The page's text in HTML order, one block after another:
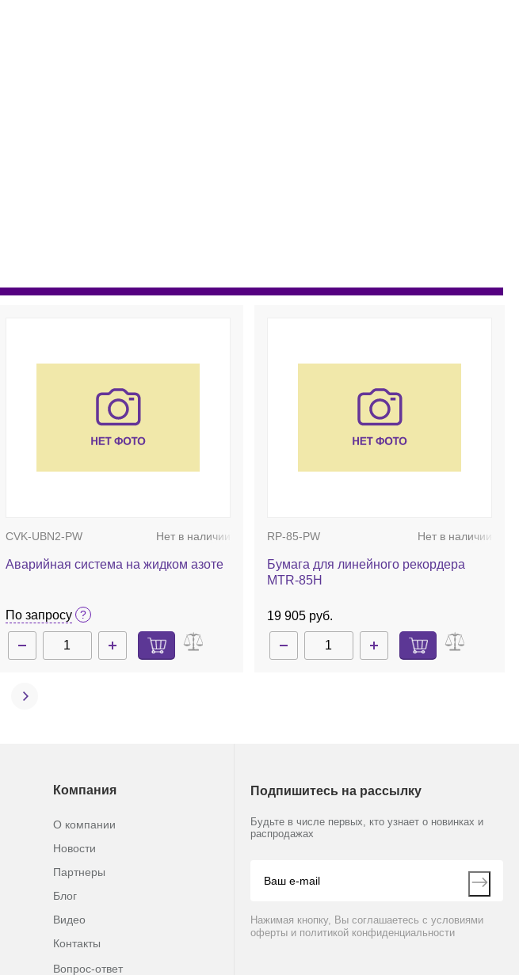
CVK-UBN2-PW Нет в наличии
Аварийная система на жидком азоте
По запросу
RP-85-PW Нет в наличии
Бумага для линейного рекордера
MTR-85H
19 905 руб.
Компания
О компании
Новости
Партнеры
Блог
Видео
Контакты
Вопрос-ответ
Подпишитесь на рассылку
Будьте в числе первых, кто узнает о новинках и
распродажах
Нажимая кнопку, Вы соглашаетесь с условиями
оферты и политикой конфиденциальности